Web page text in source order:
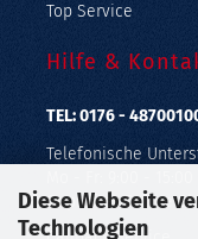
Diese Webseite
Technologien
Top Service
Hilfe &
TEL: 0176 -
Telefonische
Geprüfter Online